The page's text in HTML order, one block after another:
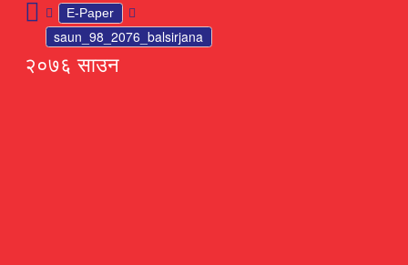
E-Paper
saun_98_2076_balsirjana
२०७६ साउन